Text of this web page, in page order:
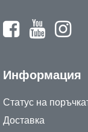
Информация
Статус на
Доставка